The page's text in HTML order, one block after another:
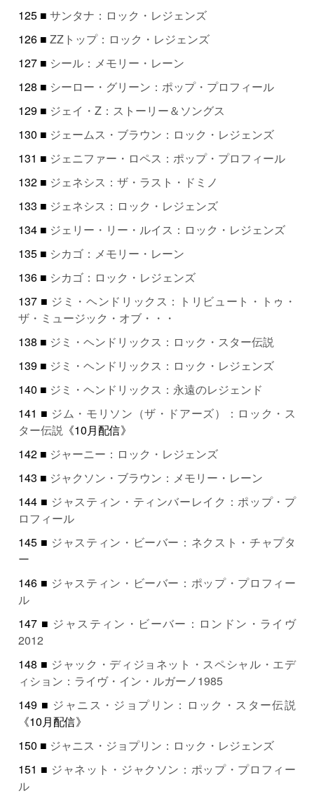
125 ■サンタナ：ロック・レジェンズ
126 ■ZZトップ：ロック・レジェンズ
127 ■ シール：メモリー・レーン
128 ■ シーロー・グリーン：ポップ・プロフィール
129 ■ ジェイ・Z：ストーリー＆ソングス
130 ■ ジェームス・ブラウン：ロック・レジェンズ
131 ■ ジェニファー・ロペス：ポップ・プロフィール
132 ■ ジェネシス：ザ・ラスト・ドミノ
133 ■ ジェネシス：ロック・レジェンズ
134 ■ ジェリー・リー・ルイス：ロック・レジェンズ
135 ■ シカゴ：メモリー・レーン
136 ■ シカゴ：ロック・レジェンズ
137 ■ ジミ・ヘンドリックス：トリビュート・トゥ・
ザ・ミュージック・オブ・・・
138 ■ ジミ・ヘンドリックス：ロック・スター伝説
139 ■ ジミ・ヘンドリックス：ロック・レジェンズ
140 ■ ジミ・ヘンドリックス：永遠のレジェンド
141 ■ ジム・モリソン（ザ・ドアーズ）：ロック・ス
ター伝説 《10月配信》
142 ■ ジャーニー：ロック・レジェンズ
143 ■ ジャクソン・ブラウン：メモリー・レーン
144 ■ ジャスティン・ティンバーレイク：ポップ・プ
ロフィール
145 ■ ジャスティン・ビーバー：ネクスト・チャプタ
ー
146 ■ ジャスティン・ビーバー：ポップ・プロフィー
ル
147 ■ ジャスティン・ビーバー：ロンドン・ライヴ
2012
148 ■ ジャック・ディジョネット・スペシャル・エデ
ィション：ライヴ・イン・ルガーノ1985
149 ■ ジャニス・ジョプリン：ロック・スター伝説
《10月配信》
150 ■ ジャニス・ジョプリン：ロック・レジェンズ
151 ■ ジャネット・ジャクソン：ポップ・プロフィー
ル